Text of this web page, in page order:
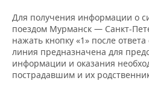
ВОЛЕЙБОЛ
КИБЕРСПОРТ
ИСТОРИЯ
КУЛЬТУРА
СПИСОК ПЕРСОН
СПИСОК КОМПАНИЙ
ПОЛНАЯ ВЕРСИЯ
Для получения информации о
поездом Мурманск — Санкт-
нажать кнопку «1» после
линия предназначена для
информации и оказания
пострадавшим и их